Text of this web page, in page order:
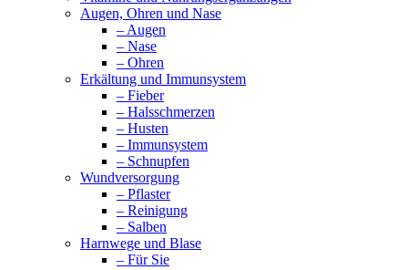
Augen, Ohren und Nase
– Augen
– Nase
– Ohren
Erkältung und Immunsystem
– Fieber
– Halsschmerzen
– Husten
– Immunsystem
– Schnupfen
Wundversorgung
– Pflaster
– Reinigung
– Salben
Harnwege und Blase
– Für Sie